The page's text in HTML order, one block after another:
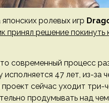
ролевых игр
принял решение
современный процесс
47 лет, из-за
сейчас уходит
продумывать над